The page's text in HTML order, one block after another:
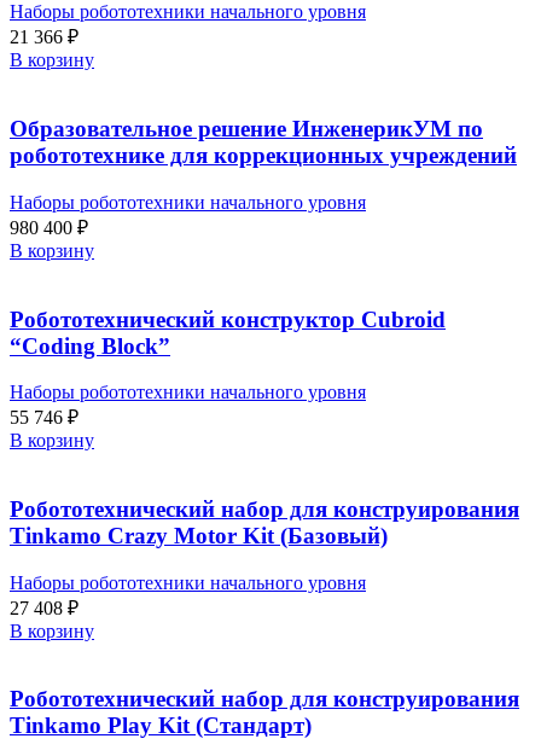
Наборы робототехники начального уровня
21 366 ₽
В корзину
Образовательное решение ИнженерикУМ по
робототехнике для коррекционных учреждений
Наборы робототехники начального уровня
980 400 ₽
В корзину
Робототехнический конструктор Cubroid
“Coding Block”
Наборы робототехники начального уровня
55 746 ₽
В корзину
Робототехнический набор для конструирования
Tinkamo Crazy Motor Kit (Базовый)
Наборы робототехники начального уровня
27 408 ₽
В корзину
Робототехнический набор для конструирования
Tinkamo Play Kit (Стандарт)